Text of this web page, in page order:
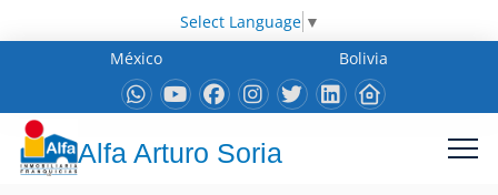
Select Language ▼
México
Bolivia
Alfa Arturo Soria